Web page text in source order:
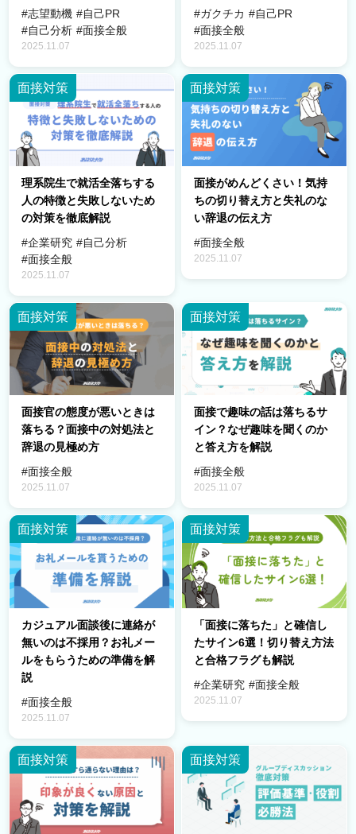
#志望動機 #自己PR
#自己分析 #面接全般
2025.11.07
#ガクチカ #自己PR
#面接全般
2025.11.07
理系院生で就活全落ちする
人の特徴と失敗しないため
の対策を徹底解説
面接対策
#企業研究 #自己分析
#面接全般
2025.11.07
面接がめんどくさい！気持
ちの切り替え方と失礼のな
い辞退の伝え方
面接対策
#面接全般
2025.11.07
面接官の態度が悪いときは
落ちる？面接中の対処法と
辞退の見極め方
面接対策
#面接全般
2025.11.07
面接で趣味の話は落ちるサ
イン？なぜ趣味を聞くのか
と答え方を解説
面接対策
#面接全般
2025.11.07
カジュアル面談後に連絡が
無いのは不採用？お礼メー
ルをもらうための準備を解
説
面接対策
#面接全般
2025.11.07
「面接に落ちた」と確信し
たサイン6選！切り替え方法
と合格フラグも解説
面接対策
#企業研究 #面接全般
2025.11.07
面接対策 面接対策